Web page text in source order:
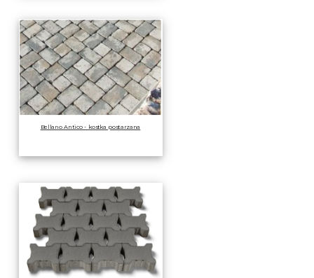
Bellano Antico - kostka postarzana